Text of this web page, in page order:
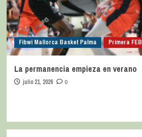
Fibwi Mallorca Basket Palma Primera FEB
La permanencia empieza en verano
julio 21, 2026 0